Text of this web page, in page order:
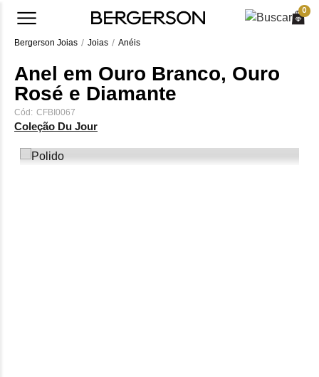
0
Bergerson Joias Joias Anéis
Anel em Ouro Branco, Ouro
Rosé e Diamante
Cód: CFBI0067
Coleção Du Jour